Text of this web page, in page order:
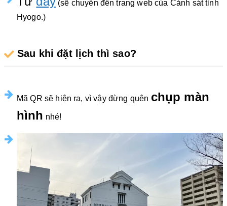
(sẽ chuyển đến trang web của Cảnh sát tỉnh
Hyogo.)
Sau khi đặt lịch thì sao?
Mã QR sẽ hiện ra, vì vậy đừng quên chụp màn
hình nhé!